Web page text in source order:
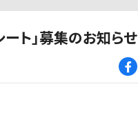
ト」募集のお知らせ